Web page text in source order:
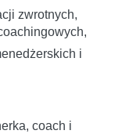
zwrotnych,
i
coach i